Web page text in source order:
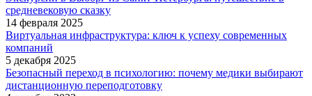
средневековую сказку
14 февраля 2025
Виртуальная инфраструктура: ключ к успеху современных
компаний
5 декабря 2025
Безопасный переход в психологию: почему медики выбирают
дистанционную переподготовку